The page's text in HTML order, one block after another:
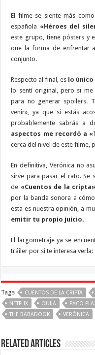
El filme se siente más
española «Héroes del
este grupo, tiene pósters y
que la forma de enfrentar
conjunto.
Respecto al final, es lo
lo sentí original, pero si
para no generar spoilers.
venir», ya que si estás
probablemente sabrás a
aspectos me recordó a
cerca del nivel de este filme,
En definitiva, Verónica no
sirve para pasar el rato. Se
de «Cuentos de la
por la banda sonora a
esta es nuestra opinión, a
emitir tu propio juicio.
El largometraje ya se
tráiler por si te interesa verla:
Tags CUENTOS DE LA CRIPTA
NETFLIX
OUIJA PACO
THE BABADOOK
VERÓNICA
Related Articles